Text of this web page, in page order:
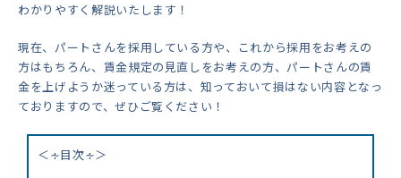
わかりやすく解説いたします！
現在、パートさんを採用している方や、これから採用をお考えの
方はもちろん、賃金規定の見直しをお考えの方、パートさんの賃
金を上げようか迷っている方は、知っておいて損はない内容となっ
ておりますので、ぜひご覧ください！
＜∻目次∻＞